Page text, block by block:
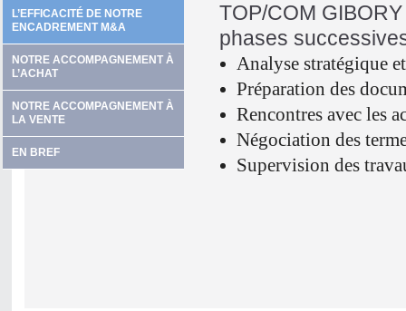
L’EFFICACITÉ DE NOTRE
ENCADREMENT M&A
NOTRE ACCOMPAGNEMENT À
L’ACHAT
NOTRE ACCOMPAGNEMENT À
LA VENTE
EN BREF
TOP/COM
phases
Analyse stratégique
Préparation des
Rencontres avec les
Négociation des
Supervision des